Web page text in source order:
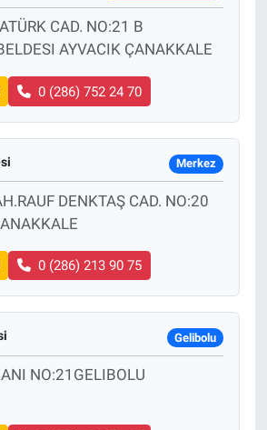
CAD. NO:21 B
AYVACIK ÇANAKKALE
0 (286) 752 24 70
Merkez
DENKTAŞ CAD. NO:20
0 (286) 213 90 75
Gelibolu
NO:21GELIBOLU